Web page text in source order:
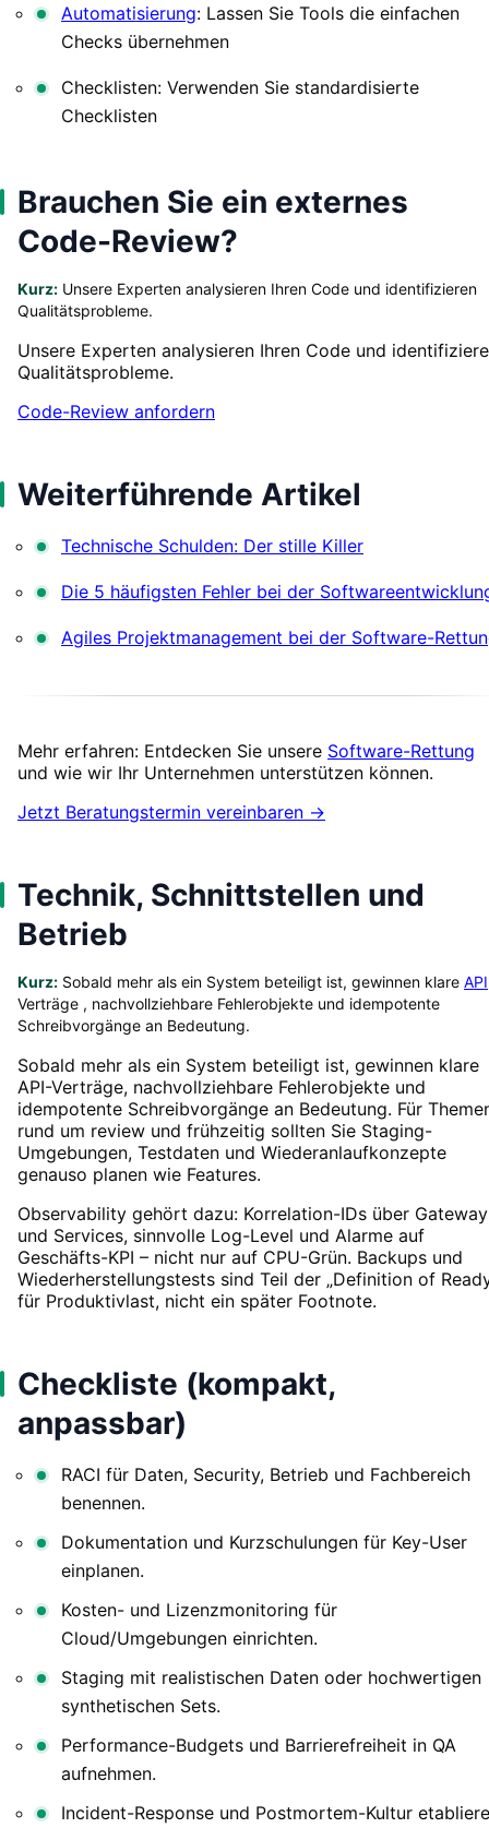
Automatisierung: Lassen Sie Tools die einfachen
Checks übernehmen
Checklisten: Verwenden Sie standardisierte
Checklisten
Brauchen Sie ein externes
Code-Review?
Kurz: Unsere Experten analysieren Ihren Code und identifizieren
Qualitätsprobleme.
Unsere Experten analysieren Ihren Code und
Qualitätsprobleme.
Code-Review anfordern
Weiterführende Artikel
Technische Schulden: Der stille Killer
Die 5 häufigsten Fehler bei der
Agiles Projektmanagement bei der Software-
Mehr erfahren: Entdecken Sie unsere Software-Rettung
und wie wir Ihr Unternehmen unterstützen können.
Jetzt Beratungstermin vereinbaren →
Technik, Schnittstellen und
Betrieb
Kurz: Sobald mehr als ein System beteiligt ist, gewinnen klare API
Verträge , nachvollziehbare Fehlerobjekte und idempotente
Schreibvorgänge an Bedeutung.
Sobald mehr als ein System beteiligt ist, gewinnen klare
API-Verträge, nachvollziehbare Fehlerobjekte und
idempotente Schreibvorgänge an Bedeutung. Für
rund um review und frühzeitig sollten Sie Staging-
Umgebungen, Testdaten und Wiederanlaufkonzepte
genauso planen wie Features.
Observability gehört dazu: Korrelation-IDs über Gateway
und Services, sinnvolle Log-Level und Alarme auf
Geschäfts-KPI – nicht nur auf CPU-Grün. Backups und
Wiederherstellungstests sind Teil der „Definition of
für Produktivlast, nicht ein später Footnote.
Checkliste (kompakt,
anpassbar)
RACI für Daten, Security, Betrieb und Fachbereich
benennen.
Dokumentation und Kurzschulungen für Key-User
einplanen.
Kosten- und Lizenzmonitoring für
Cloud/Umgebungen einrichten.
Staging mit realistischen Daten oder hochwertigen
synthetischen Sets.
Performance-Budgets und Barrierefreiheit in QA
aufnehmen.
Incident-Response und Postmortem-Kultur